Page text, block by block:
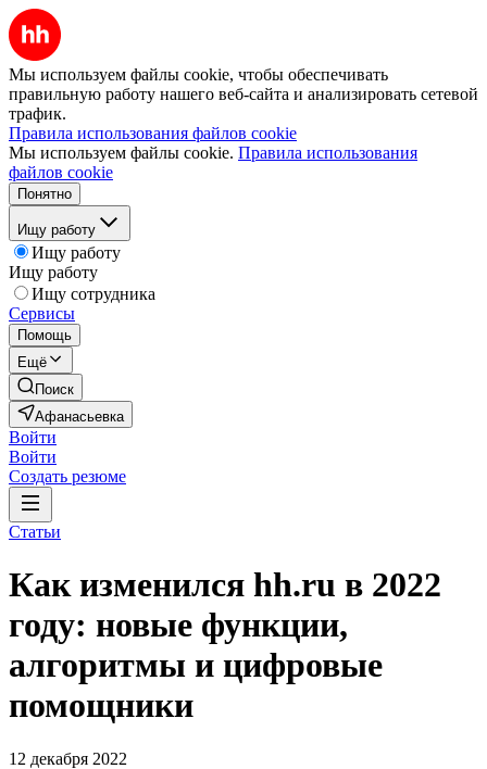
Мы используем файлы cookie, чтобы обеспечивать
правильную работу нашего веб-сайта и анализировать сетевой
трафик.
Правила использования файлов cookie
Мы используем файлы cookie. Правила использования
файлов cookie
Понятно
Ищу работу
Ищу работу
Ищу работу
Ищу сотрудника
Сервисы
Помощь
Ещё
Поиск
Афанасьевка
Войти
Войти
Создать резюме
Статьи
Как изменился hh.ru в 2022
году: новые функции,
алгоритмы и цифровые
помощники
12 декабря 2022